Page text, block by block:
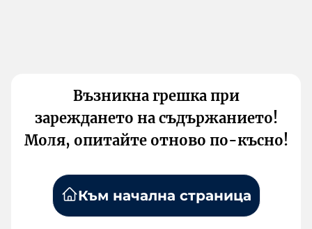
Възникна грешка при
зареждането на съдържанието!
Моля, опитайте отново по-късно!
Към начална страница